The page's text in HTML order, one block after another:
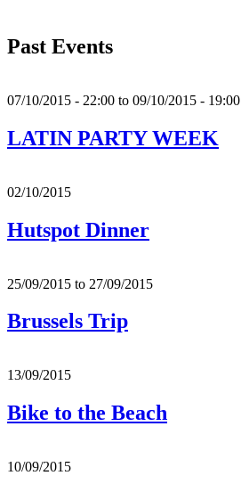
Past Events
07/10/2015 - 22:00 to 09/10/2015 - 19:00
LATIN PARTY WEEK
02/10/2015
Hutspot Dinner
25/09/2015 to 27/09/2015
Brussels Trip
13/09/2015
Bike to the Beach
10/09/2015